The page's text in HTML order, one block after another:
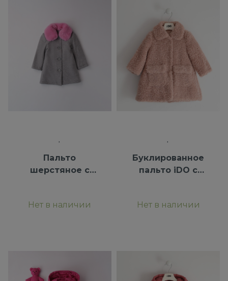
Пальто
шерстяное с
Нет в наличии
Буклированное
пальто iDO с
Нет в наличии